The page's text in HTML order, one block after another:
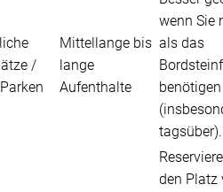
/
Mittellange bis
lange
Aufenthalte
wenn Sie
als das
benötigen
tagsüber).
den Platz